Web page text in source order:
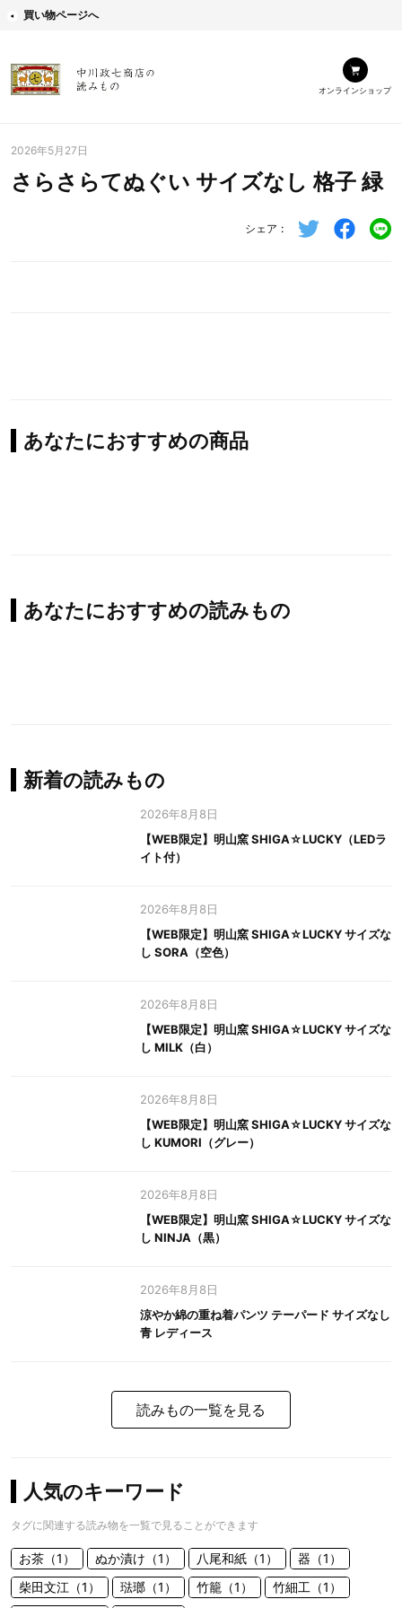
買い物ページへ
オンラインショップ
2026年5月27日
さらさらてぬぐい サイズなし 格子 緑
シェア
あなたにおすすめの商品
あなたにおすすめの読みもの
新着の読みもの
2026年8月8日
【WEB限定】明山窯 SHIGA☆LUCKY（LEDラ
イト付）
2026年8月8日
【WEB限定】明山窯 SHIGA☆LUCKY サイズな
し SORA（空色）
2026年8月8日
【WEB限定】明山窯 SHIGA☆LUCKY サイズな
し MILK（白）
2026年8月8日
【WEB限定】明山窯 SHIGA☆LUCKY サイズな
し KUMORI（グレー）
2026年8月8日
【WEB限定】明山窯 SHIGA☆LUCKY サイズな
し NINJA（黒）
2026年8月8日
涼やか綿の重ね着パンツ テーパード サイズなし
青 レディース
読みもの一覧を見る
人気のキーワード
タグに関連する読み物を一覧で見ることができます
お茶（1） ぬか漬け（1） 八尾和紙（1）
器（1）
柴田文江（1）
琺瑯（1） 竹籠（1） 竹細工（1）